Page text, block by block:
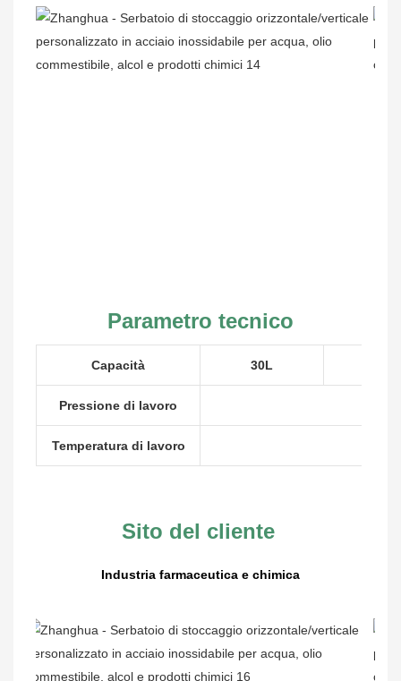
Parametro tecnico
Capacità 30L
Pressione di lavoro
Temperatura di lavoro
Sito del cliente
Industria farmaceutica e chimica